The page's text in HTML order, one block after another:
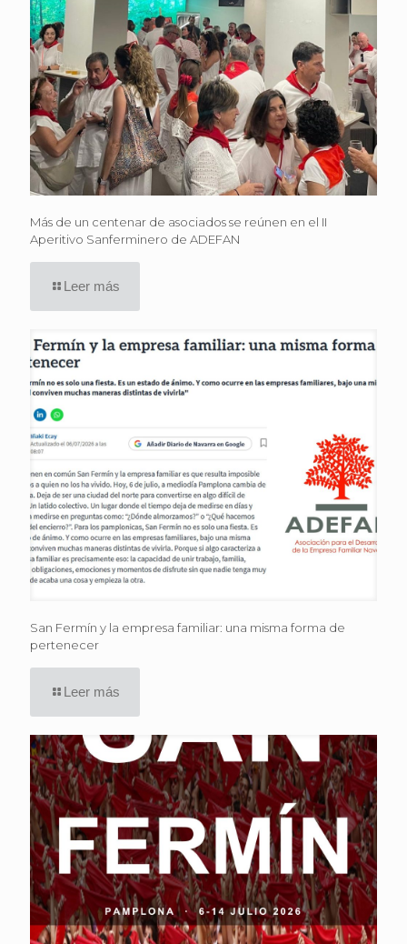
Más de un centenar de asociados se reúnen en el II
Aperitivo Sanferminero de ADEFAN
Leer más
San Fermín y la empresa familiar: una misma forma de
pertenecer
Leer más